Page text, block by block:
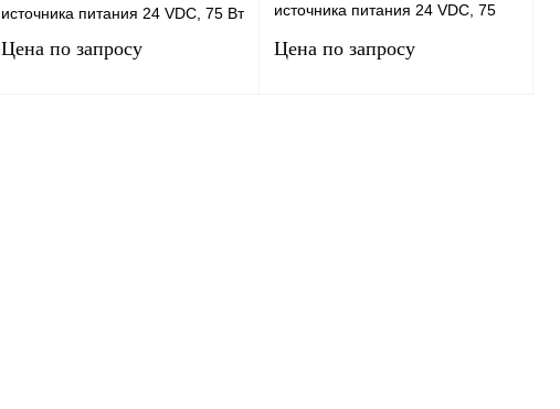
источника питания 24 VDC, 75 Вт
Цена по запросу
источника питания 24 VDC, 75
внутренней сети п
Цена по запросу